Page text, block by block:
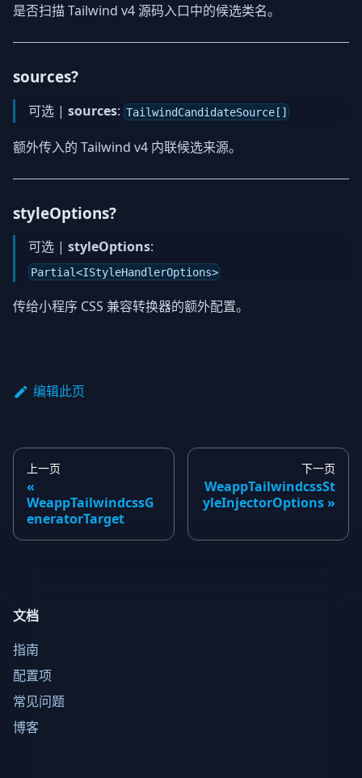
是否扫描 Tailwind v4 源码入口中的候选类名。
sources?
可选 | sources: TailwindCandidateSource[]
额外传入的 Tailwind v4 内联候选来源。
styleOptions?
可选 | styleOptions:
Partial<IStyleHandlerOptions>
传给小程序 CSS 兼容转换器的额外配置。
编辑此页
上一页
WeappTailwindcssG
eneratorTarget
下一页
WeappTailwindcssSt
yleInjectorOptions
文档
指南
配置项
常见问题
博客